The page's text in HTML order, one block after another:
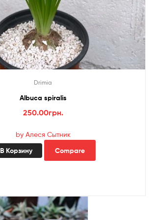
Drimia
Albuca spiralis
250.00грн.
by Алеся Сытник
В Корзину Compare